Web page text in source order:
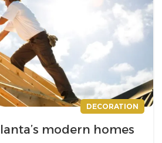
DECORATION
modern homes